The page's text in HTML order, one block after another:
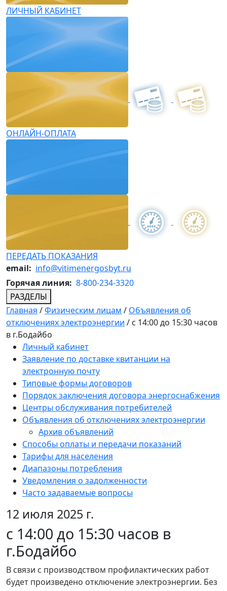
ЛИЧНЫЙ КАБИНЕТ
ОНЛАЙН-ОПЛАТА
ПЕРЕДАТЬ ПОКАЗАНИЯ
email: info@vitimenergosbyt.ru
Горячая линия: 8-800-234-3320
РАЗДЕЛЫ
Главная /Физическим лицам / Объявления об
отключениях электроэнергии / с 14:00 до 15:30 часов
в г.Бодайбо
Личный кабинет
Заявление по доставке квитанции на
электронную почту
Типовые формы договоров
Порядок заключения договора энергоснабжения
Центры обслуживания потребителей
Объявления об отключениях электроэнергии
Архив объявлений
Способы оплаты и передачи показаний
Тарифы для населения
Диапазоны потребления
Уведомления о задолженности
Часто задаваемые вопросы
12 июля 2025 г.
с 14:00 до 15:30 часов в
г.Бодайбо
В связи с производством профилактических работ
будет произведено отключение электроэнергии. Без